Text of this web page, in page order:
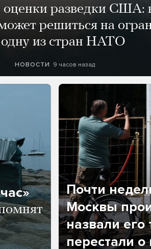
оценки разведки США:
решиться на
из стран НАТО
НОВОСТИ 9 часов назад
Почти
Москвы
назвали его
перестали о